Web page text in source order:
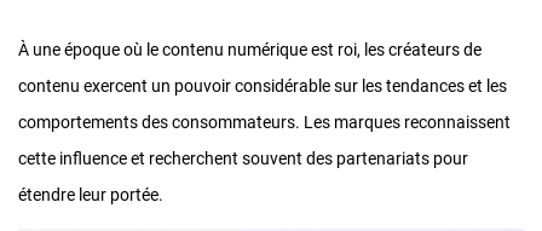
À une époque où le contenu numérique est roi, les créateurs de
contenu exercent un pouvoir considérable sur les tendances et les
comportements des consommateurs. Les marques reconnaissent
cette influence et recherchent souvent des partenariats pour
étendre leur portée.